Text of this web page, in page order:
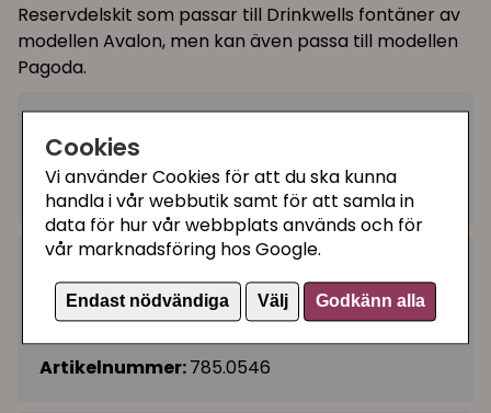
Cookies
Vi använder Cookies för att du ska kunna
handla i vår webbutik samt för att samla in
data för hur vår webbplats används och för
vår marknadsföring hos Google.
Endast nödvändiga Välj Godkänn alla
Reservdelskit som passar till Drinkwells fontäner av
modellen Avalon, men kan även passa till modellen
Pagoda.
219 kr
I lager, leveranstid 1-3 vardagar
Motor / pump reservdel
Artikelnummer:785.0546